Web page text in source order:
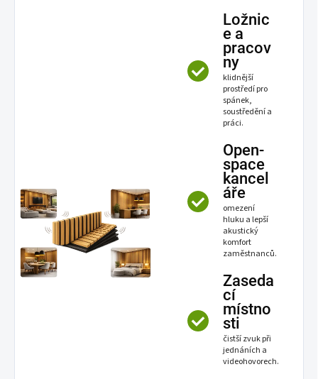
Ložnic
e a
pracov
ny
klidnější
prostředí pro
spánek,
soustředění a
práci.
Open-
space
kancel
áře
omezení
hluku a lepší
akustický
komfort
zaměstnanců.
Zaseda
cí
místno
sti
čistší zvuk při
jednáních a
videohovorech.